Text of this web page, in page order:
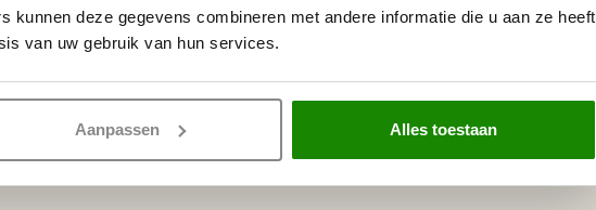
kunnen deze gegevens combineren met andere informatie die u aan ze heeft
van uw gebruik van hun services.
Aanpassen Alles toestaan